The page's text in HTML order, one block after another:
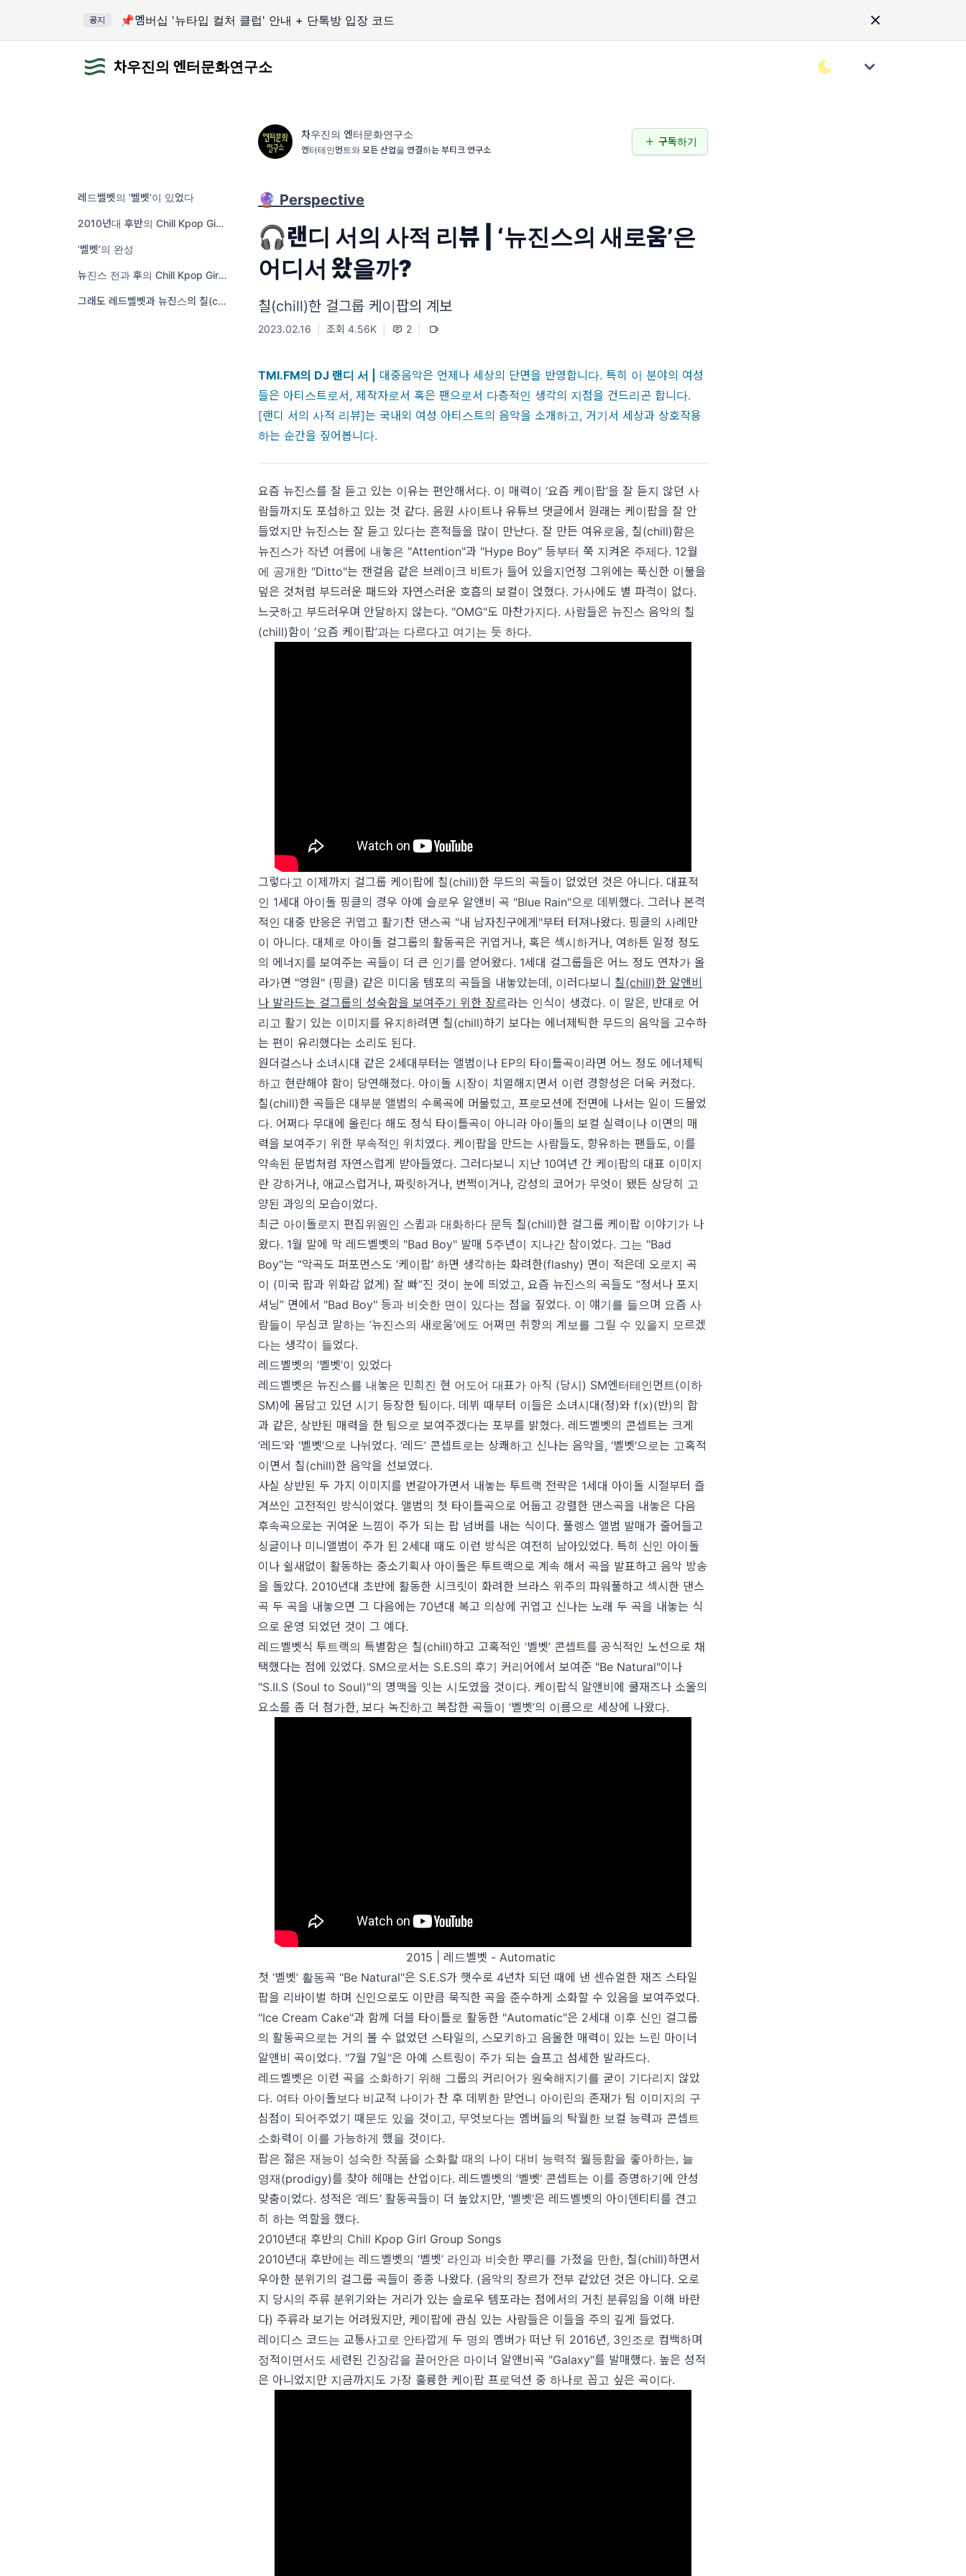
공지 📌멤버십 '뉴타입 컬처 클럽' 안내 + 단톡방 입장 코드
차우진의 엔터문화연구소
레드벨벳의 ‘벨벳’이 있었다
2010년대 후반의 Chill Kpop Girl Group Songs
‘벨벳’의 완성
뉴진스 전과 후의 Chill Kpop Girl Group Songs
그래도 레드벨벳과 뉴진스의 칠(chill)함이 다른 점은
차우진의 엔터문화연구소
엔터테인먼트와 모든 산업을 연결하는 부티크 연구소
구독하기
🔮 Perspective
🎧랜디 서의 사적 리뷰 | ‘뉴진스의 새로움’은
어디서 왔을까?
칠(chill)한 걸그룹 케이팝의 계보
2023.02.16 조회 4.56K 2
TMI.FM의 DJ 랜디 서 |
대중음악은 언제나 세상의 단면을 반영합니다. 특히 이 분야의 여성
들은 아티스트로서, 제작자로서 혹은 팬으로서 다층적인 생각의 지점을 건드리곤 합니다.
[랜디 서의 사적 리뷰]는 국내외 여성 아티스트의 음악을 소개하고, 거기서 세상과 상호작용
하는 순간을 짚어봅니다.
요즘 뉴진스를 잘 듣고 있는 이유는 편안해서다. 이 매력이 ‘요즘 케이팝’을 잘 듣지 않던 사
람들까지도 포섭하고 있는 것 같다. 음원 사이트나 유튜브 댓글에서 원래는 케이팝을 잘 안
들었지만 뉴진스는 잘 듣고 있다는 흔적들을 많이 만난다. 잘 만든 여유로움, 칠(chill)함은
뉴진스가 작년 여름에 내놓은 "Attention"과 "Hype Boy" 등부터 쭉 지켜온 주제다. 12월
에 공개한 "Ditto"는 잰걸음 같은 브레이크 비트가 들어 있을지언정 그위에는 푹신한 이불을
덮은 것처럼 부드러운 패드와 자연스러운 호흡의 보컬이 얹혔다. 가사에도 별 파격이 없다.
느긋하고 부드러우며 안달하지 않는다. "OMG"도 마찬가지다. 사람들은 뉴진스 음악의 칠
(chill)함이 ‘요즘 케이팝’과는 다르다고 여기는 듯 하다.
그렇다고 이제까지 걸그룹 케이팝에 칠(chill)한 무드의 곡들이 없었던 것은 아니다. 대표적
인 1세대 아이돌 핑클의 경우 아예 슬로우 알앤비 곡 "Blue Rain"으로 데뷔했다. 그러나 본격
적인 대중 반응은 귀엽고 활기찬 댄스곡 "내 남자친구에게"부터 터져나왔다. 핑클의 사례만
이 아니다. 대체로 아이돌 걸그룹의 활동곡은 귀엽거나, 혹은 섹시하거나, 여하튼 일정 정도
의 에너지를 보여주는 곡들이 더 큰 인기를 얻어왔다. 1세대 걸그룹들은 어느 정도 연차가 올
라가면 "영원" (핑클) 같은 미디움 템포의 곡들을 내놓았는데, 이러다보니 칠(chill)한 알앤비
나 발라드는 걸그룹의 성숙함을 보여주기 위한 장르라는 인식이 생겼다. 이 말은, 반대로 어
리고 활기 있는 이미지를 유지하려면 칠(chill)하기 보다는 에너제틱한 무드의 음악을 고수하
는 편이 유리했다는 소리도 된다.
원더걸스나 소녀시대 같은 2세대부터는 앨범이나 EP의 타이틀곡이라면 어느 정도 에너제틱
하고 현란해야 함이 당연해졌다. 아이돌 시장이 치열해지면서 이런 경향성은 더욱 커졌다.
칠(chill)한 곡들은 대부분 앨범의 수록곡에 머물렀고, 프로모션에 전면에 나서는 일이 드물었
다. 어쩌다 무대에 올린다 해도 정식 타이틀곡이 아니라 아이돌의 보컬 실력이나 이면의 매
력을 보여주기 위한 부속적인 위치였다. 케이팝을 만드는 사람들도, 향유하는 팬들도, 이를
약속된 문법처럼 자연스럽게 받아들였다. 그러다보니 지난 10여년 간 케이팝의 대표 이미지
란 강하거나, 애교스럽거나, 짜릿하거나, 번쩍이거나, 감성의 코어가 무엇이 됐든 상당히 고
양된 과잉의 모습이었다.
최근 아이돌로지 편집위원인 스큅과 대화하다 문득 칠(chill)한 걸그룹 케이팝 이야기가 나
왔다. 1월 말에 막 레드벨벳의 "Bad Boy" 발매 5주년이 지나간 참이었다. 그는 "Bad
Boy"는 “악곡도 퍼포먼스도 ‘케이팝’ 하면 생각하는 화려한(flashy) 면이 적은데 오로지 곡
이 (미국 팝과 위화감 없게) 잘 빠”진 것이 눈에 띄었고, 요즘 뉴진스의 곡들도 “정서나 포지
셔닝” 면에서 "Bad Boy" 등과 비슷한 면이 있다는 점을 짚었다. 이 얘기를 들으며 요즘 사
람들이 무심코 말하는 ‘뉴진스의 새로움’에도 어쩌면 취향의 계보를 그릴 수 있을지 모르겠
다는 생각이 들었다.
레드벨벳의 ‘벨벳’이 있었다
레드벨벳은 뉴진스를 내놓은 민희진 현 어도어 대표가 아직 (당시) SM엔터테인먼트(이하
SM)에 몸담고 있던 시기 등장한 팀이다. 데뷔 때부터 이들은 소녀시대(정)와 f(x)(반)의 합
과 같은, 상반된 매력을 한 팀으로 보여주겠다는 포부를 밝혔다. 레드벨벳의 콘셉트는 크게
‘레드’와 ‘벨벳’으로 나뉘었다. ‘레드’ 콘셉트로는 상쾌하고 신나는 음악을, ‘벨벳’으로는 고혹적
이면서 칠(chill)한 음악을 선보였다.
사실 상반된 두 가지 이미지를 번갈아가면서 내놓는 투트랙 전략은 1세대 아이돌 시절부터 즐
겨쓰인 고전적인 방식이었다. 앨범의 첫 타이틀곡으로 어둡고 강렬한 댄스곡을 내놓은 다음
후속곡으로는 귀여운 느낌이 주가 되는 팝 넘버를 내는 식이다. 풀렝스 앨범 발매가 줄어들고
싱글이나 미니앨범이 주가 된 2세대 때도 이런 방식은 여전히 남아있었다. 특히 신인 아이돌
이나 쉴새없이 활동하는 중소기획사 아이돌은 투트랙으로 계속 해서 곡을 발표하고 음악 방송
을 돌았다. 2010년대 초반에 활동한 시크릿이 화려한 브라스 위주의 파워풀하고 섹시한 댄스
곡 두 곡을 내놓으면 그 다음에는 70년대 복고 의상에 귀엽고 신나는 노래 두 곡을 내놓는 식
으로 운영 되었던 것이 그 예다.
레드벨벳식 투트랙의 특별함은 칠(chill)하고 고혹적인 ‘벨벳’ 콘셉트를 공식적인 노선으로 채
택했다는 점에 있었다. SM으로서는 S.E.S의 후기 커리어에서 보여준 "Be Natural"이나
"S.II.S (Soul to Soul)"의 명맥을 잇는 시도였을 것이다. 케이팝식 알앤비에 쿨재즈나 소울의
요소를 좀 더 첨가한, 보다 녹진하고 복잡한 곡들이 ‘벨벳’의 이름으로 세상에 나왔다.
2015 | 레드벨벳 - Automatic
첫 ‘벨벳’ 활동곡 "Be Natural"은 S.E.S가 햇수로 4년차 되던 때에 낸 센슈얼한 재즈 스타일
팝을 리바이벌 하며 신인으로도 이만큼 묵직한 곡을 준수하게 소화할 수 있음을 보여주었다.
"Ice Cream Cake"과 함께 더블 타이틀로 활동한 "Automatic"은 2세대 이후 신인 걸그룹
의 활동곡으로는 거의 볼 수 없었던 스타일의, 스모키하고 음울한 매력이 있는 느린 마이너
알앤비 곡이었다. "7월 7일"은 아예 스트링이 주가 되는 슬프고 섬세한 발라드다.
레드벨벳은 이런 곡을 소화하기 위해 그룹의 커리어가 원숙해지기를 굳이 기다리지 않았
다. 여타 아이돌보다 비교적 나이가 찬 후 데뷔한 맏언니 아이린의 존재가 팀 이미지의 구
심점이 되어주었기 때문도 있을 것이고, 무엇보다는 멤버들의 탁월한 보컬 능력과 콘셉트
소화력이 이를 가능하게 했을 것이다.
팝은 젊은 재능이 성숙한 작품을 소화할 때의 나이 대비 능력적 월등함을 좋아하는, 늘
영재(prodigy)를 찾아 헤매는 산업이다. 레드벨벳의 ‘벨벳’ 콘셉트는 이를 증명하기에 안성
맞춤이었다. 성적은 ‘레드’ 활동곡들이 더 높았지만, ‘벨벳’은 레드벨벳의 아이덴티티를 견고
히 하는 역할을 했다.
2010년대 후반의 Chill Kpop Girl Group Songs
2010년대 후반에는 레드벨벳의 ‘벨벳’ 라인과 비슷한 뿌리를 가졌을 만한, 칠(chill)하면서
우아한 분위기의 걸그룹 곡들이 종종 나왔다. (음악의 장르가 전부 같았던 것은 아니다. 오로
지 당시의 주류 분위기와는 거리가 있는 슬로우 템포라는 점에서의 거친 분류임을 이해 바란
다) 주류라 보기는 어려웠지만, 케이팝에 관심 있는 사람들은 이들을 주의 깊게 들었다.
레이디스 코드는 교통사고로 안타깝게 두 명의 멤버가 떠난 뒤 2016년, 3인조로 컴백하며
정적이면서도 세련된 긴장감을 끌어안은 마이너 알앤비곡 "Galaxy"를 발매했다. 높은 성적
은 아니었지만 지금까지도 가장 훌륭한 케이팝 프로덕션 중 하나로 꼽고 싶은 곡이다.